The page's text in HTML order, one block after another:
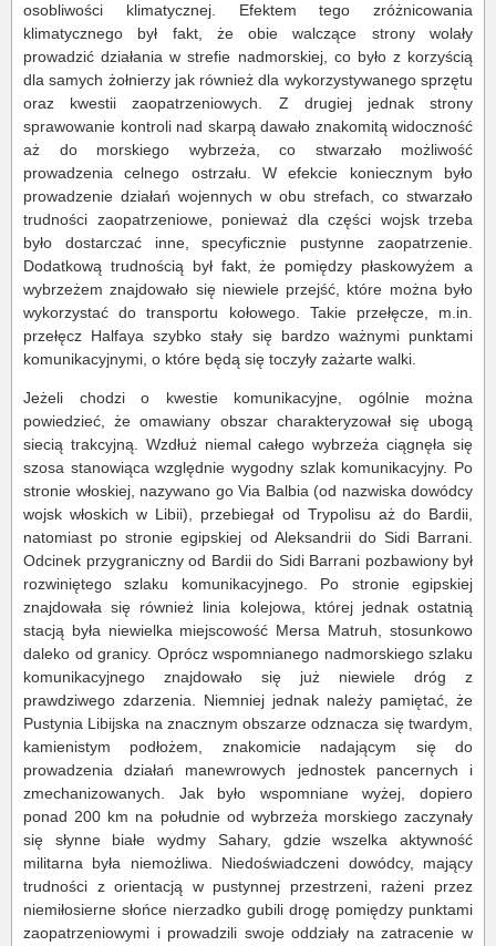
osobliwości klimatycznej. Efektem tego zróżnicowania
klimatycznego był fakt, że obie walczące strony wolały
prowadzić działania w strefie nadmorskiej, co było z korzyścią
dla samych żołnierzy jak również dla wykorzystywanego sprzętu
oraz kwestii zaopatrzeniowych. Z drugiej jednak strony
sprawowanie kontroli nad skarpą dawało znakomitą widoczność
aż do morskiego wybrzeża, co stwarzało możliwość
prowadzenia celnego ostrzału. W efekcie koniecznym było
prowadzenie działań wojennych w obu strefach, co stwarzało
trudności zaopatrzeniowe, ponieważ dla części wojsk trzeba
było dostarczać inne, specyficznie pustynne zaopatrzenie.
Dodatkową trudnością był fakt, że pomiędzy płaskowyżem a
wybrzeżem znajdowało się niewiele przejść, które można było
wykorzystać do transportu kołowego. Takie przełęcze, m.in.
przełęcz Halfaya szybko stały się bardzo ważnymi punktami
komunikacyjnymi, o które będą się toczyły zażarte walki.
Jeżeli chodzi o kwestie komunikacyjne, ogólnie można
powiedzieć, że omawiany obszar charakteryzował się ubogą
siecią trakcyjną. Wzdłuż niemal całego wybrzeża ciągnęła się
szosa stanowiąca względnie wygodny szlak komunikacyjny. Po
stronie włoskiej, nazywano go Via Balbia (od nazwiska dowódcy
wojsk włoskich w Libii), przebiegał od Trypolisu aż do Bardii,
natomiast po stronie egipskiej od Aleksandrii do Sidi Barrani.
Odcinek przygraniczny od Bardii do Sidi Barrani pozbawiony był
rozwiniętego szlaku komunikacyjnego. Po stronie egipskiej
znajdowała się również linia kolejowa, której jednak ostatnią
stacją była niewielka miejscowość Mersa Matruh, stosunkowo
daleko od granicy. Oprócz wspomnianego nadmorskiego szlaku
komunikacyjnego znajdowało się już niewiele dróg z
prawdziwego zdarzenia. Niemniej jednak należy pamiętać, że
Pustynia Libijska na znacznym obszarze odznacza się twardym,
kamienistym podłożem, znakomicie nadającym się do
prowadzenia działań manewrowych jednostek pancernych i
zmechanizowanych. Jak było wspomniane wyżej, dopiero
ponad 200 km na południe od wybrzeża morskiego zaczynały
się słynne białe wydmy Sahary, gdzie wszelka aktywność
militarna była niemożliwa. Niedoświadczeni dowódcy, mający
trudności z orientacją w pustynnej przestrzeni, rażeni przez
niemiłosierne słońce nierzadko gubili drogę pomiędzy punktami
zaopatrzeniowymi i prowadzili swoje oddziały na zatracenie w